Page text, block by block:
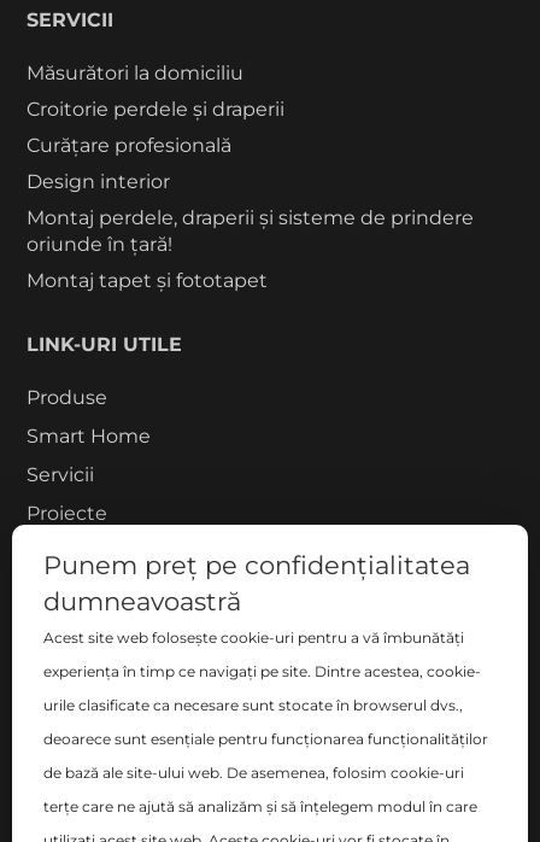
SERVICII
Măsurători la domiciliu
Croitorie perdele și draperii
Curățare profesională
Design interior
Montaj perdele, draperii și sisteme de prindere
oriunde în țară!
Montaj tapet și fototapet
LINK-URI UTILE
Produse
Smart Home
Servicii
Proiecte
Despre noi
Blog
Contact
COMPANIE
S.C. ZEN DECO HOME S.R.L.
București, Sector 2 , Blvd-ul Basarabia nr. 200, bl. B,
sc. C, et. 6, ap. 106
Punem preț pe confidențialitatea
dumneavoastră
Acest site web folosește cookie-uri pentru a vă îmbunătăți
experiența în timp ce navigați pe site. Dintre acestea, cookie-
urile clasificate ca necesare sunt stocate în browserul dvs.,
deoarece sunt esențiale pentru funcționarea funcționalităților
de bază ale site-ului web. De asemenea, folosim cookie-uri
terțe care ne ajută să analizăm și să înțelegem modul în care